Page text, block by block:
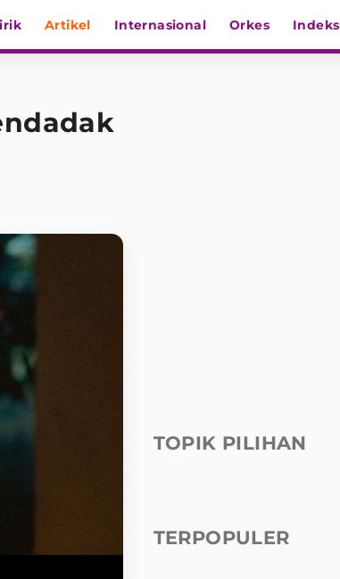
Artikel Internasional Orkes Indeks
TOPIK PILIHAN
TERPOPULER